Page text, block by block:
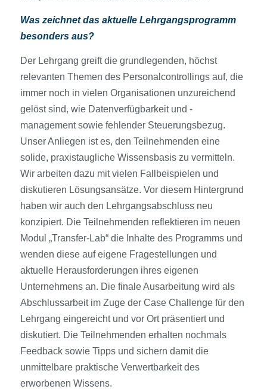
Was zeichnet das aktuelle Lehrgangsprogramm
besonders aus?
Der Lehrgang greift die grundlegenden, höchst
relevanten Themen des Personalcontrollings auf, die
immer noch in vielen Organisationen unzureichend
gelöst sind, wie Datenverfügbarkeit und -
management sowie fehlender Steuerungsbezug.
Unser Anliegen ist es, den Teilnehmenden eine
solide, praxistaugliche Wissensbasis zu vermitteln.
Wir arbeiten dazu mit vielen Fallbeispielen und
diskutieren Lösungsansätze. Vor diesem Hintergrund
haben wir auch den Lehrgangsabschluss neu
konzipiert. Die Teilnehmenden reflektieren im neuen
Modul „Transfer-Lab“ die Inhalte des Programms und
wenden diese auf eigene Fragestellungen und
aktuelle Herausforderungen ihres eigenen
Unternehmens an. Die finale Ausarbeitung wird als
Abschlussarbeit im Zuge der Case Challenge für den
Lehrgang eingereicht und vor Ort präsentiert und
diskutiert. Die Teilnehmenden erhalten nochmals
Feedback sowie Tipps und sichern damit die
unmittelbare praktische Verwertbarkeit des
erworbenen Wissens.